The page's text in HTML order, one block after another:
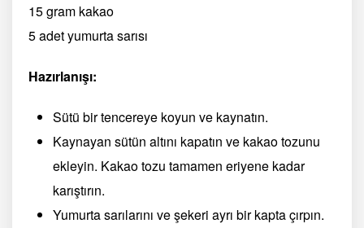
15 gram kakao
5 adet yumurta sarısı
Hazırlanışı:
Sütü bir tencereye koyun ve kaynatın.
Kaynayan sütün altını kapatın ve kakao tozunu
ekleyin. Kakao tozu tamamen eriyene kadar
karıştırın.
Yumurta sarılarını ve şekeri ayrı bir kapta çırpın.